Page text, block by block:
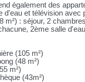
également des
d'eau et télévision avec
m²) : séjour, 2
2ème salle
(105 m²)
(48 m²)
m²)
(43m²)